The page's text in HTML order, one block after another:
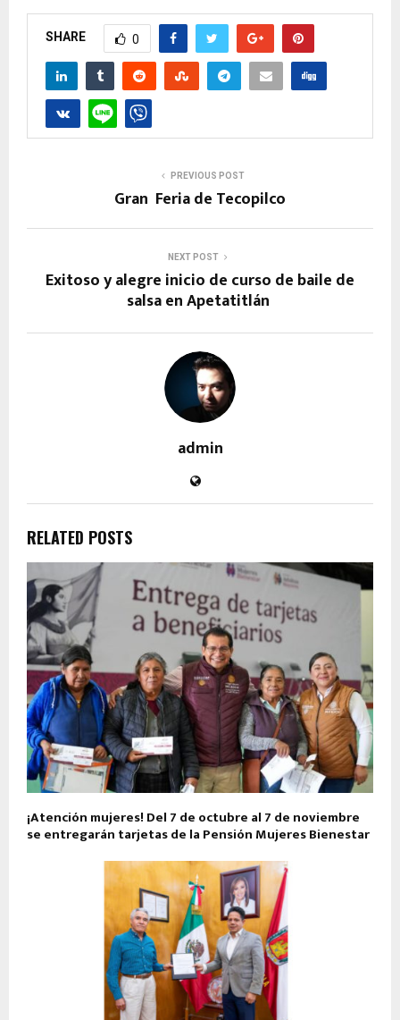
SHARE 0
PREVIOUS POST
Gran Feria de Tecopilco
NEXT POST
Exitoso y alegre inicio de curso de baile de
salsa en Apetatitlán
admin
RELATED POSTS
¡Atención mujeres! Del 7 de octubre al 7 de noviembre
se entregarán tarjetas de la Pensión Mujeres Bienestar